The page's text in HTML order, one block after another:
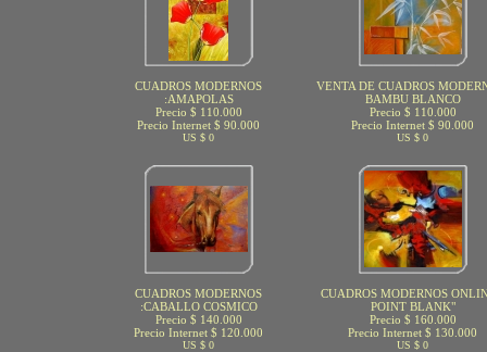
CUADROS MODERNOS
:AMAPOLAS
Precio $ 110.000
Precio Internet $ 90.000
US $ 0
VENTA DE CUADROS
BAMBU BLANCO
Precio $ 110.000
Precio Internet $ 90.000
US $ 0
CUADROS MODERNOS
:CABALLO COSMICO
Precio $ 140.000
Precio Internet $ 120.000
US $ 0
CUADROS MODERNOS
POINT BLANK"
Precio $ 160.000
Precio Internet $ 130.000
US $ 0